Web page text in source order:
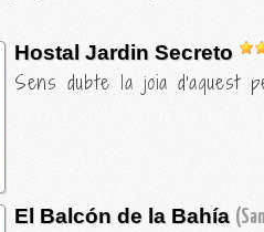
Hostal Jardin Secreto
Sens dubte la joia d'aquest
El Balcón de la Bahía